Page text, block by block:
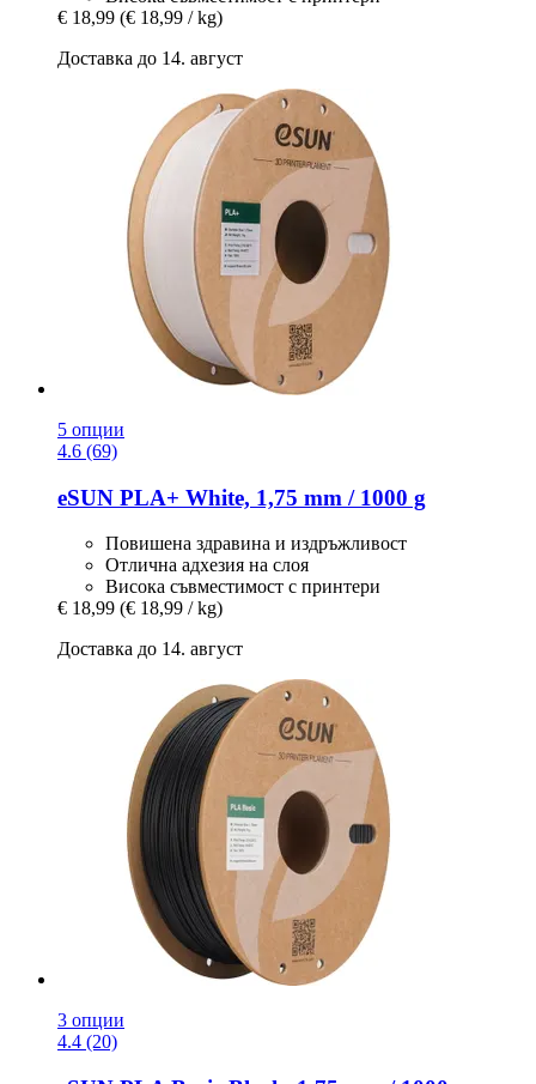
€ 18,99 (€ 18,99 / kg)
Доставка до 14. август
5 опции
4.6 (69)
eSUN PLA+ White, 1,75 mm / 1000 g
Повишена здравина и издръжливост
Отлична адхезия на слоя
Висока съвместимост с принтери
€ 18,99 (€ 18,99 / kg)
Доставка до 14. август
3 опции
4.4 (20)